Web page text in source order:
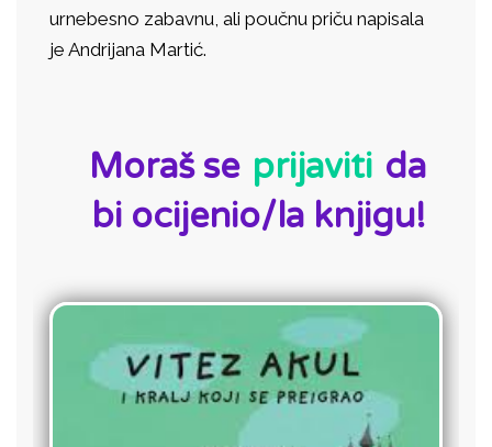
urnebesno zabavnu, ali poučnu priču napisala
je Andrijana Martić.
Moraš se prijaviti da
bi ocijenio/la knjigu!